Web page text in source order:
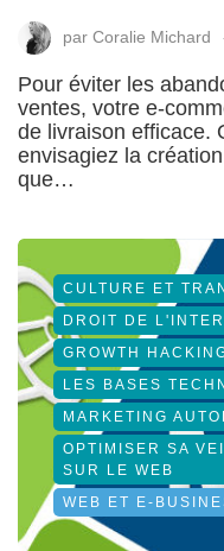
par Coralie Michard
Pour éviter les
ventes, votre e-
de livraison efficace.
envisagiez la
que…
CULTURE ET
DROIT DE
GROWTH
LES BASES
MARKETING
OPTIMISER SA
SUR LE WEB
WEB ET E-